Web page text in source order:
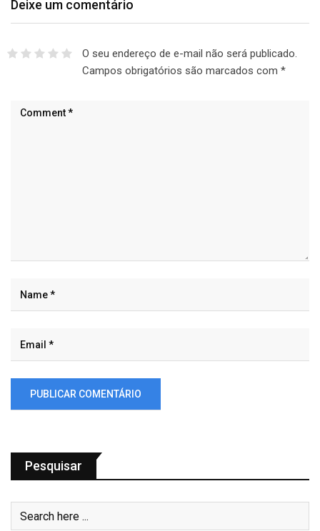
Deixe um comentário
O seu endereço de e-mail não será publicado.
Campos obrigatórios são marcados com *
Pesquisar